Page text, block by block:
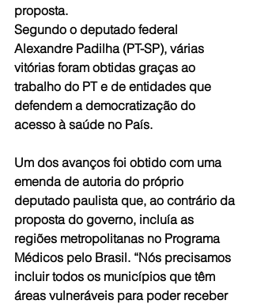
proposta.
Segundo o deputado federal
Alexandre Padilha (PT-SP), várias
vitórias foram obtidas graças ao
trabalho do PT e de entidades que
defendem a democratização do
acesso à saúde no País.
Um dos avanços foi obtido com uma
emenda de autoria do próprio
deputado paulista que, ao contrário da
proposta do governo, incluía as
regiões metropolitanas no Programa
Médicos pelo Brasil. “Nós precisamos
incluir todos os municípios que têm
áreas vulneráveis para poder receber